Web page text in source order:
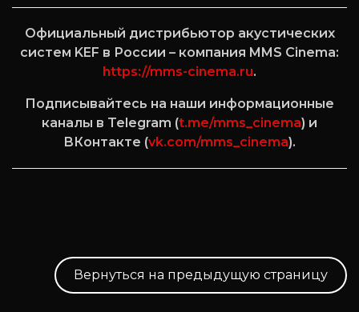
Официальный дистрибьютор акустических
систем KEF в России – компания MMS Cinema:
https://mms-cinema.ru.
Подписывайтесь на наши информационные
каналы в Telegram (t.me/mms_cinema) и
ВКонтакте (vk.com/mms_cinema).
Вернуться на предыдущую страницу